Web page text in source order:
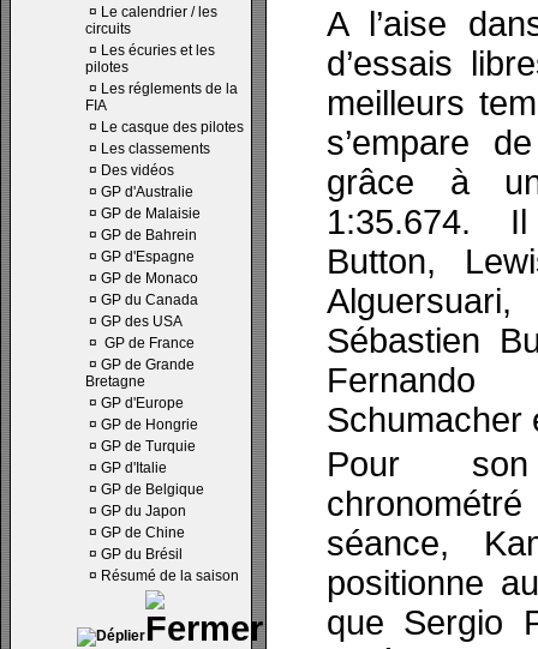
¤ Le calendrier / les
circuits
¤ Les écuries et les
pilotes
¤ Les réglements de la
FIA
¤ Le casque des pilotes
¤ Les classements
¤ Des vidéos
¤ GP d'Australie
¤ GP de Malaisie
¤ GP de Bahrein
¤ GP d'Espagne
¤ GP de Monaco
¤ GP du Canada
¤ GP des USA
¤ GP de France
¤ GP de Grande
Bretagne
¤ GP d'Europe
¤ GP de Hongrie
¤ GP de Turquie
¤ GP d'Italie
¤ GP de Belgique
¤ GP du Japon
¤ GP de Chine
¤ GP du Brésil
¤ Résumé de la saison
A l’aise
d’essais
meilleurs
s’empare
grâce à
1:35.674.
Button,
Sébastien
Fernando
Schumacher
Pour
séance,
positionne
que Sergio